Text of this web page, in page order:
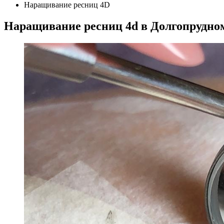
Наращивание ресниц 4D
Наращивание ресниц 4d в